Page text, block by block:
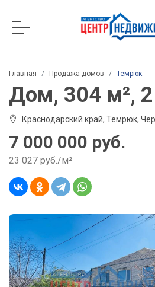
Главная Продажа домов Темрюк
Дом, 304 м², 2
Краснодарский край, Темрюк,
7 000 000 руб.
23 027 руб./м²